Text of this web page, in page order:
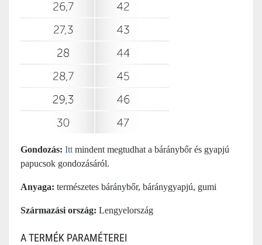
Gondozás: Itt mindent megtudhat a báránybőr és gyapjú
papucsok gondozásáról.
Anyaga: természetes báránybőr, báránygyapjú, gumi
Származási ország: Lengyelország
A TERMÉK PARAMÉTEREI